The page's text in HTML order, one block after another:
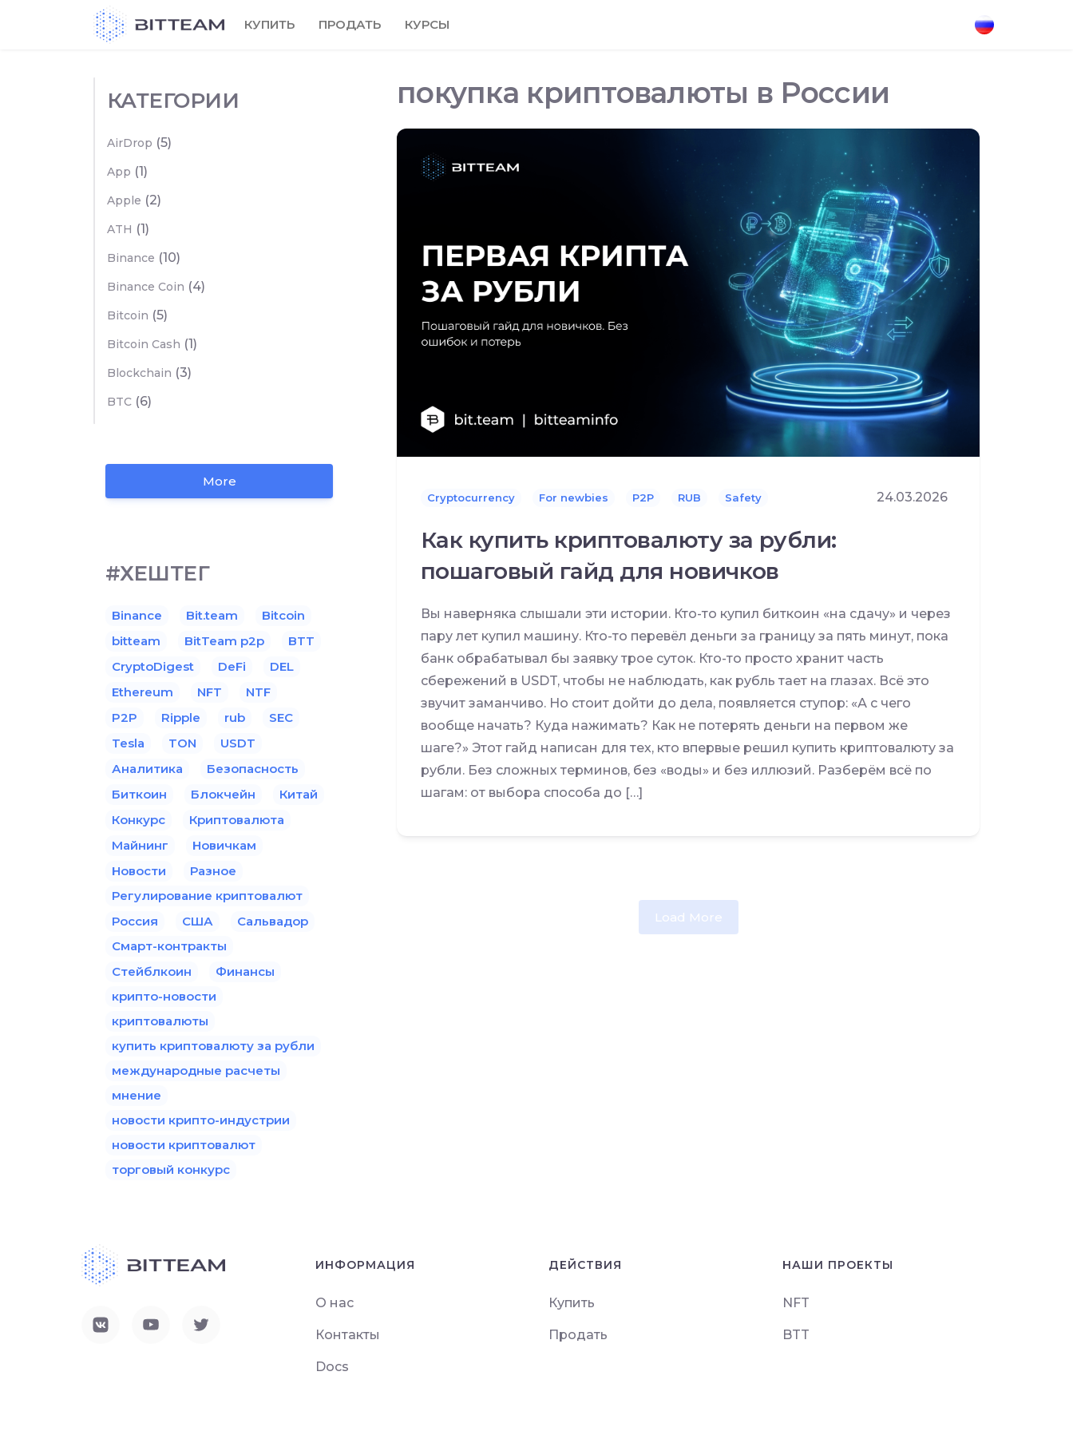
КУПИТЬ ПРОДАТЬ КУРСЫ
покупка криптовалюты в России
Cryptocurrency For newbies P2P RUB Safety 24.03.2026
Как купить криптовалюту за рубли:
пошаговый гайд для новичков
Вы наверняка слышали эти истории. Кто-то купил биткоин «на сдачу» и через
пару лет купил машину. Кто-то перевёл деньги за границу за пять минут, пока
банк обрабатывал бы заявку трое суток. Кто-то просто хранит часть
сбережений в USDT, чтобы не наблюдать, как рубль тает на глазах. Всё это
звучит заманчиво. Но стоит дойти до дела, появляется ступор: «А с чего
вообще начать? Куда нажимать? Как не потерять деньги на первом же
шаге?» Этот гайд написан для тех, кто впервые решил купить криптовалюту за
рубли. Без сложных терминов, без «воды» и без иллюзий. Разберём всё по
шагам: от выбора способа до […]
Load More
КАТЕГОРИИ
AirDrop (5)
App (1)
Apple (2)
ATH (1)
Binance (10)
Binance Coin (4)
Bitcoin (5)
Bitcoin Cash (1)
Blockchain (3)
BTC (6)
More
#ХЕШТЕГ
Binance Bit.team
Bitcoin
bitteam
BitTeam p2p
BTT
CryptoDigest
DeFi
DEL
Ethereum
NFT
NTF
P2P
Ripple rub
SEC
Tesla
TON
USDT
Аналитика
Безопасность
Биткоин
Блокчейн
Китай
Конкурс
Криптовалюта
Майнинг
Новичкам
Новости
Разное
Регулирование криптовалют
Россия
США
Сальвадор
Смарт-контракты
Стейблкоин
Финансы
крипто-новости
криптовалюты
купить криптовалюту за рубли
международные расчеты
мнение
новости крипто-индустрии
новости криптовалют
торговый конкурс
ИНФОРМАЦИЯ
О нас
Контакты
Docs
ДЕЙСТВИЯ
Купить
Продать
НАШИ ПРОЕКТЫ
NFT
BTT